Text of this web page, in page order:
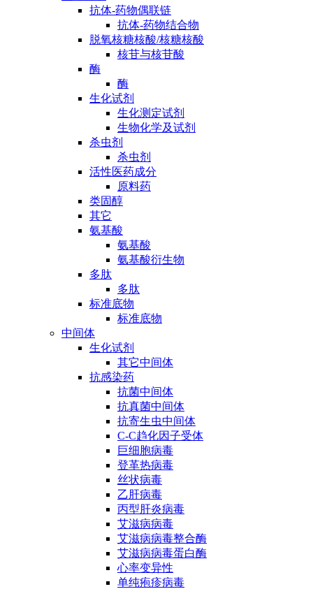
抗体-药物偶联链
抗体-药物结合物
脱氧核糖核酸/核糖核酸
核苷与核苷酸
酶
酶
生化试剂
生化测定试剂
生物化学及试剂
杀虫剂
杀虫剂
活性医药成分
原料药
类固醇
其它
氨基酸
氨基酸
氨基酸衍生物
多肽
多肽
标准底物
标准底物
中间体
生化试剂
其它中间体
抗感染药
抗菌中间体
抗真菌中间体
抗寄生虫中间体
C-C趋化因子受体
巨细胞病毒
登革热病毒
丝状病毒
乙肝病毒
丙型肝炎病毒
艾滋病病毒
艾滋病病毒整合酶
艾滋病病毒蛋白酶
心率变异性
单纯疱疹病毒